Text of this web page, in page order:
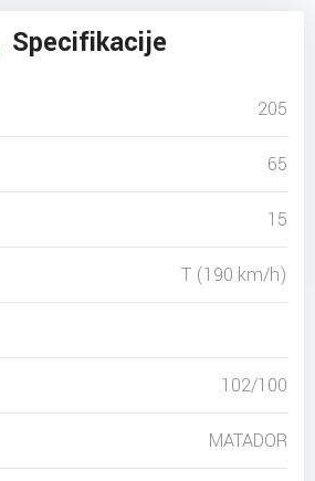
Specifikacije
205
65
15
T (190 km/h)
102/100
MATADOR